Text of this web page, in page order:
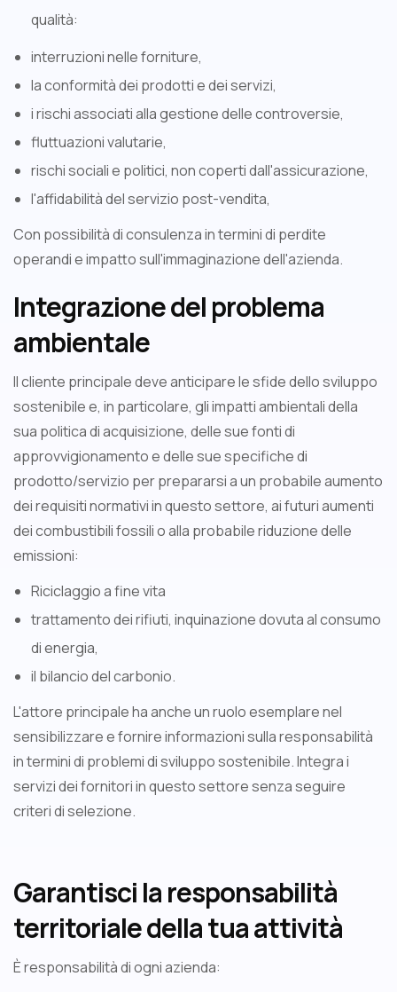
qualità:
interruzioni nelle forniture,
la conformità dei prodotti e dei servizi,
i rischi associati alla gestione delle controversie,
fluttuazioni valutarie,
rischi sociali e politici, non coperti dall'assicurazione,
l'affidabilità del servizio post-vendita,
Con possibilità di consulenza in termini di perdite
operandi e impatto sull'immaginazione dell'azienda.
Integrazione del problema
ambientale
Il cliente principale deve anticipare le sfide dello sviluppo
sostenibile e, in particolare, gli impatti ambientali della
sua politica di acquisizione, delle sue fonti di
approvvigionamento e delle sue specifiche di
prodotto/servizio per prepararsi a un probabile aumento
dei requisiti normativi in questo settore, ai futuri aumenti
dei combustibili fossili o alla probabile riduzione delle
emissioni:
Riciclaggio a fine vita
trattamento dei rifiuti, inquinazione dovuta al consumo
di energia,
il bilancio del carbonio.
L'attore principale ha anche un ruolo esemplare nel
sensibilizzare e fornire informazioni sulla responsabilità
in termini di problemi di sviluppo sostenibile. Integra i
servizi dei fornitori in questo settore senza seguire
criteri di selezione.
Garantisci la responsabilità
territoriale della tua attività
È responsabilità di ogni azienda: